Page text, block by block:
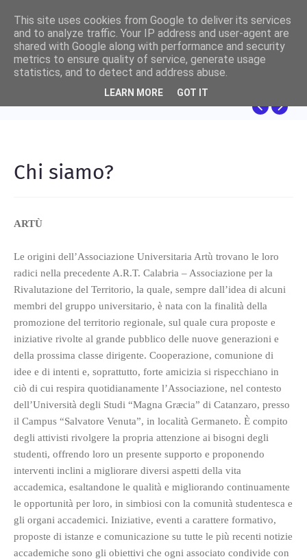
FILOSOFIA
Dalla lotta per la sopravvivenza alla schiavitù
della sovrastruttura
Chi siamo?
ARTÙ
Le origini dell’Associazione Universitaria Artù trovano le loro
radici nella precedente A.R.T. Calabria – Associazione per la
Rivalutazione del Territorio, la quale, sempre dall’idea di alcuni
membri del gruppo universitario, è nata con la finalità della
promozione del territorio regionale, sul quale cura proposte e
iniziative rivolte al grande pubblico delle nuove generazioni e
della prossima classe dirigente. Cooperazione, comunione di
idee e di intenti e, soprattutto, forte amicizia si rispecchiano in
ciò di cui respira quotidianamente l’Associazione, nel contesto
dell’Università degli Studi “Magna Græcia” di Catanzaro, presso
il Campus “Salvatore Venuta”, in località Germaneto. È compito
degli attivisti rivolgere la propria attenzione ai bisogni degli
studenti, offrendo loro un presente supporto e proponendo
interventi inclini a migliorare diversi aspetti della vita
accademica, esaltandone le qualità e migliorando continuamente
le opportunità per loro, in simbiosi con la comunità studentesca e
gli organi accademici. Iniziative, eventi a carattere formativo,
proposte di istanze e comunicazione su tutte le più recenti notizie
accademiche sono gli obiettivi che ogni associato condivide con
This site uses cookies from Google to deliver its services
and to analyze traffic. Your IP address and user-agent are
shared with Google along with performance and security
metrics to ensure quality of service, generate usage
statistics, and to detect and address abuse.
LEARN MORE GOT IT